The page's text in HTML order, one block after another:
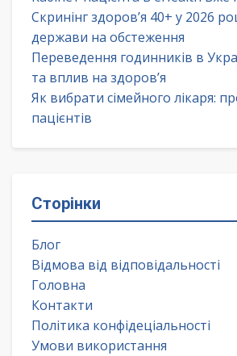
Скринінг здоров’я 40+ у 2026
держави на обстеження
Переведення годинників в
та вплив на здоров’я
Як вибрати сімейного лікаря:
пацієнтів
Сторінки
Блог
Відмова від відповідальності
Головна
Контакти
Політика конфідеціальності
Умови використання